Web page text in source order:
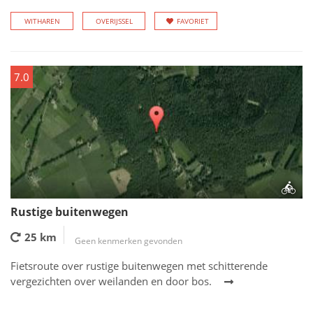
WITHAREN OVERIJSSEL FAVORIET
7.0
Rustige buitenwegen
25 km Geen kenmerken gevonden
Fietsroute over rustige buitenwegen met schitterende
vergezichten over weilanden en door bos.